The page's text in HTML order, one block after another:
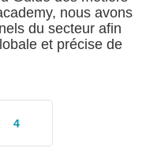
nous avons
du secteur afin
et précise de
4